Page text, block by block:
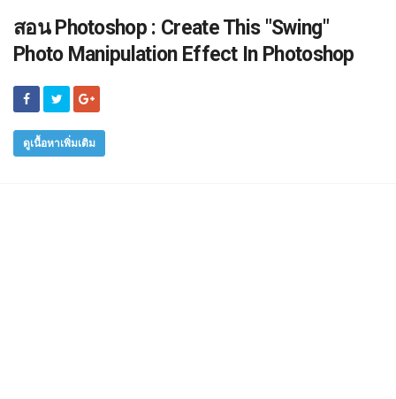
สอน Photoshop : Create This "Swing"
Photo Manipulation Effect In Photoshop
ดูเนื้อหาเพิ่มเติม